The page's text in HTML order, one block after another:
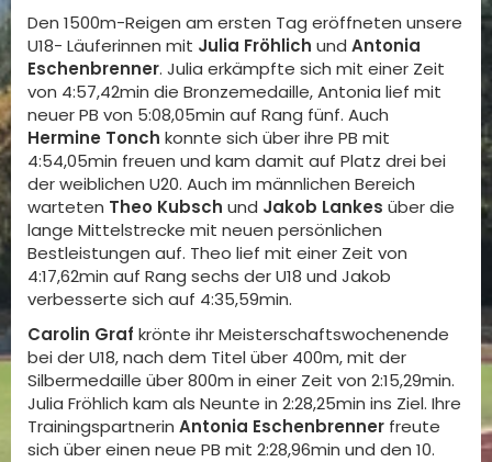
Den 1500m-Reigen am ersten Tag eröffneten unsere
U18- Läuferinnen mit Julia Fröhlich und Antonia
Eschenbrenner. Julia erkämpfte sich mit einer Zeit
von 4:57,42min die Bronzemedaille, Antonia lief mit
neuer PB von 5:08,05min auf Rang fünf. Auch
Hermine Tonch konnte sich über ihre PB mit
4:54,05min freuen und kam damit auf Platz drei bei
der weiblichen U20. Auch im männlichen Bereich
warteten Theo Kubsch und Jakob Lankes über die
lange Mittelstrecke mit neuen persönlichen
Bestleistungen auf. Theo lief mit einer Zeit von
4:17,62min auf Rang sechs der U18 und Jakob
verbesserte sich auf 4:35,59min.
Carolin Graf krönte ihr Meisterschaftswochenende
bei der U18, nach dem Titel über 400m, mit der
Silbermedaille über 800m in einer Zeit von 2:15,29min.
Julia Fröhlich kam als Neunte in 2:28,25min ins Ziel. Ihre
Trainingspartnerin Antonia Eschenbrenner freute
sich über einen neue PB mit 2:28,96min und den 10.